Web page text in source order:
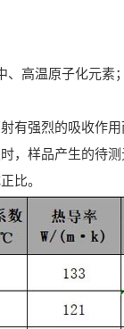
高温原子化元素
有强烈的吸收作用
，样品产生的待
比。